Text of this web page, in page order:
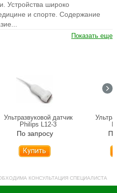
Устройства широко
и спорте. Содержание
Показать еще
Ультразвуковой датчик
Philips L12-3
По запросу
Купить
КОНСУЛЬТАЦИЯ СПЕЦИАЛИСТА